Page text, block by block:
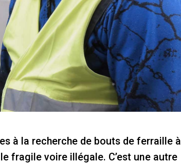
à la recherche de bouts de ferraille à
fragile voire illégale. C’est une autre